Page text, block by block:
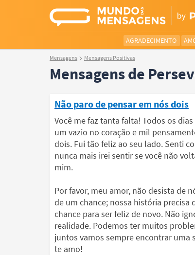
AGRADECIMENTO
Mensagens Mensagens Positivas
Mensagens de
Não paro de pensar em nós dois
Você me faz tanta falta! Todos os
um vazio no coração e mil
dois. Fui tão feliz ao seu lado. Senti
nunca mais irei sentir se você não
mim.
Por favor, meu amor, não desista de
de um chance; nossa história precisa
chance para ser feliz de novo. Não
realidade. Podemos ter muitos
juntos vamos sempre encontrar uma
te amo!